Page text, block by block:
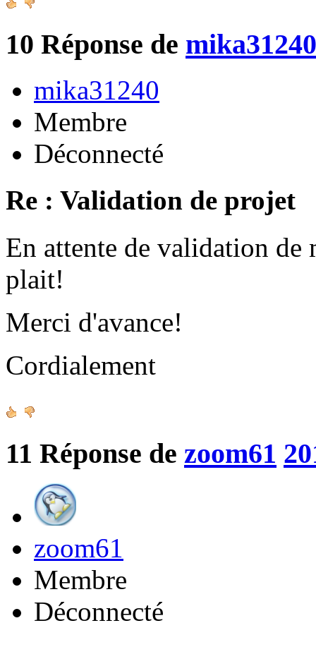
10 Réponse de mika31240
mika31240
Membre
Déconnecté
Re : Validation de projet
En attente de validation de
plait!
Merci d'avance!
Cordialement
11 Réponse de zoom61
zoom61
Membre
Déconnecté